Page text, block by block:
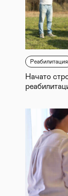
Реабилитация
Начато